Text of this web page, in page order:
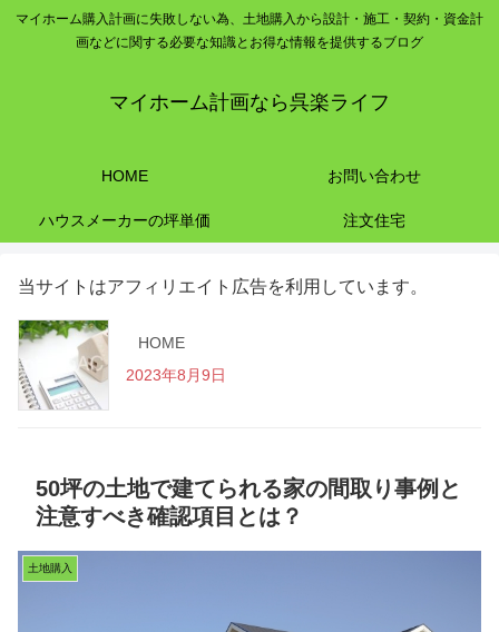
マイホーム購入計画に失敗しない為、土地購入から設計・施工・契約・資金計
画などに関する必要な知識とお得な情報を提供するブログ
マイホーム計画なら呉楽ライフ
HOME お問い合わせ
ハウスメーカーの坪単価 注文住宅
当サイトはアフィリエイト広告を利用しています。
HOME
2023年8月9日
50坪の土地で建てられる家の間取り事例と
注意すべき確認項目とは？
土地購入